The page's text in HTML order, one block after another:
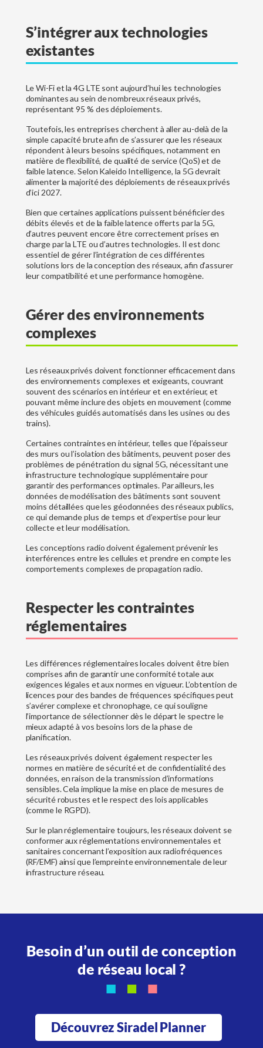
S’intégrer aux technologies
existantes
Le Wi-Fi et la 4G LTE sont aujourd’hui les technologies
dominantes au sein de nombreux réseaux privés,
représentant 95 % des déploiements.
Toutefois, les entreprises cherchent à aller au-delà de la
simple capacité brute afin de s’assurer que les réseaux
répondent à leurs besoins spécifiques, notamment en
matière de flexibilité, de qualité de service (QoS) et de
faible latence. Selon Kaleido Intelligence, la 5G devrait
alimenter la majorité des déploiements de réseaux privés
d’ici 2027.
Bien que certaines applications puissent bénéficier des
débits élevés et de la faible latence offerts par la 5G,
d’autres peuvent encore être correctement prises en
charge par la LTE ou d’autres technologies. Il est donc
essentiel de gérer l’intégration de ces différentes
solutions lors de la conception des réseaux, afin d’assurer
leur compatibilité et une performance homogène.
Gérer des environnements
complexes
Les réseaux privés doivent fonctionner efficacement dans
des environnements complexes et exigeants, couvrant
souvent des scénarios en intérieur et en extérieur, et
pouvant même inclure des objets en mouvement (comme
des véhicules guidés automatisés dans les usines ou des
trains).
Certaines contraintes en intérieur, telles que l’épaisseur
des murs ou l’isolation des bâtiments, peuvent poser des
problèmes de pénétration du signal 5G, nécessitant une
infrastructure technologique supplémentaire pour
garantir des performances optimales. Par ailleurs, les
données de modélisation des bâtiments sont souvent
moins détaillées que les géodonnées des réseaux publics,
ce qui demande plus de temps et d’expertise pour leur
collecte et leur modélisation.
Les conceptions radio doivent également prévenir les
interférences entre les cellules et prendre en compte les
comportements complexes de propagation radio.
Respecter les contraintes
réglementaires
Les différences réglementaires locales doivent être bien
comprises afin de garantir une conformité totale aux
exigences légales et aux normes en vigueur. L’obtention de
licences pour des bandes de fréquences spécifiques peut
s’avérer complexe et chronophage, ce qui souligne
l’importance de sélectionner dès le départ le spectre le
mieux adapté à vos besoins lors de la phase de
planification.
Les réseaux privés doivent également respecter les
normes en matière de sécurité et de confidentialité des
données, en raison de la transmission d’informations
sensibles. Cela implique la mise en place de mesures de
sécurité robustes et le respect des lois applicables
(comme le RGPD).
Sur le plan réglementaire toujours, les réseaux doivent se
conformer aux réglementations environnementales et
sanitaires concernant l’exposition aux radiofréquences
(RF/EMF) ainsi que l’empreinte environnementale de leur
infrastructure réseau.
Besoin d’un outil de conception
de réseau local ?
Découvrez Siradel Planner